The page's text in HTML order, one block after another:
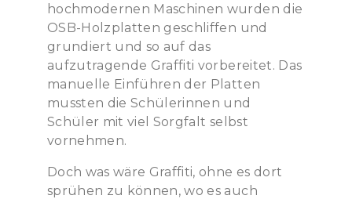
hochmodernen Maschinen wurden die
OSB-Holzplatten geschliffen und
grundiert und so auf das
aufzutragende Graffiti vorbereitet. Das
manuelle Einführen der Platten
mussten die Schülerinnen und
Schüler mit viel Sorgfalt selbst
vornehmen.
Doch was wäre Graffiti, ohne es dort
sprühen zu können, wo es auch